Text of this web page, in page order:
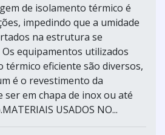
de isolamento térmico é
impedindo que a umidade
na estrutura se
equipamentos utilizados
térmico eficiente são diversos,
é o revestimento da
em chapa de inox ou até
USADOS NO...